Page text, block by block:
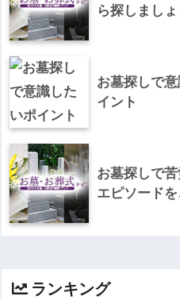
ら探しましょ
お墓探しで
イント
お墓探しで
エピソード
ランキング